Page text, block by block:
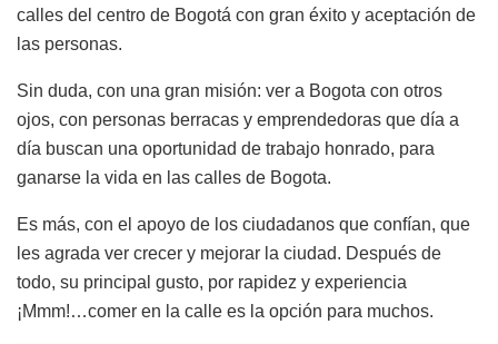
calles del centro de Bogotá con gran éxito y aceptación de
las personas.
Sin duda, con una gran misión: ver a Bogota con otros
ojos, con personas berracas y emprendedoras que día a
día buscan una oportunidad de trabajo honrado, para
ganarse la vida en las calles de Bogota.
Es más, con el apoyo de los ciudadanos que confían, que
les agrada ver crecer y mejorar la ciudad. Después de
todo, su principal gusto, por rapidez y experiencia
¡Mmm!…comer en la calle es la opción para muchos.